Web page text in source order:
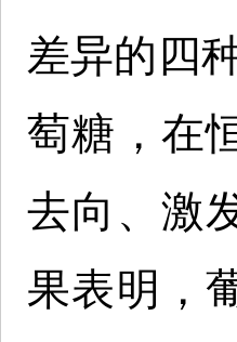
差异的四
萄糖，在
去向、激
果表明，